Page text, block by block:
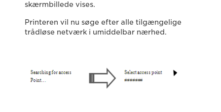
skærmbillede vises.
Printeren vil nu søge efter alle tilgængelige
trådløse netværk i umiddelbar nærhed.